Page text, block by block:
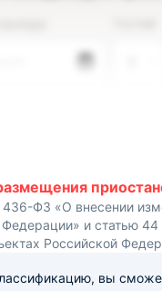
ФЗ «О внесении
и статью
Российской
вы